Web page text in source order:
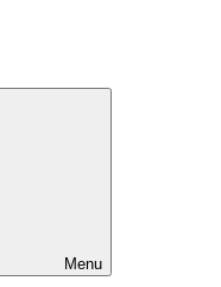
Menu